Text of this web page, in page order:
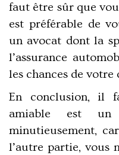
faut être sûr que
est préférable de
un avocat dont la
l’assurance
les chances de votre
En conclusion, il
amiable est
minutieusement,
l’autre partie, vous